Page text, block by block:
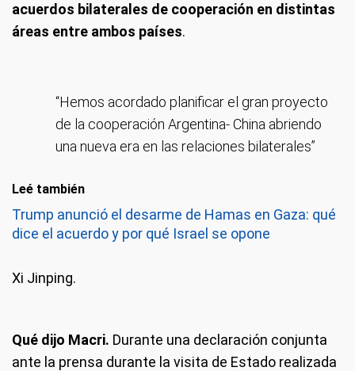
acuerdos bilaterales de cooperación en distintas
áreas entre ambos países.
“Hemos acordado planificar el gran proyecto
de la cooperación Argentina- China abriendo
una nueva era en las relaciones bilaterales”
Leé también
Trump anunció el desarme de Hamas en Gaza: qué
dice el acuerdo y por qué Israel se opone
Xi Jinping.
Qué dijo Macri. Durante una declaración conjunta
ante la prensa durante la visita de Estado realizada